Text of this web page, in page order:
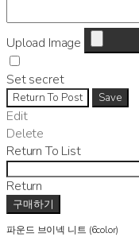
Upload Image
Set secret
Return To Post Save
Edit
Delete
Return To List
Return
구매하기
파운드 브이넥 니트 (6color)